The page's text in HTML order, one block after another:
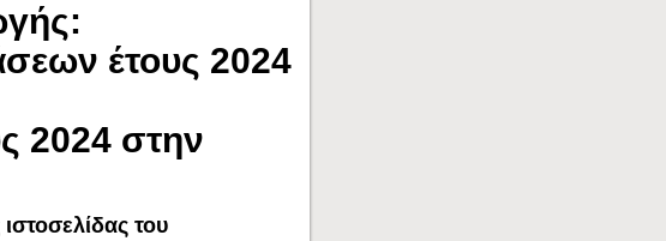
έτους 2024
2024 στην
του